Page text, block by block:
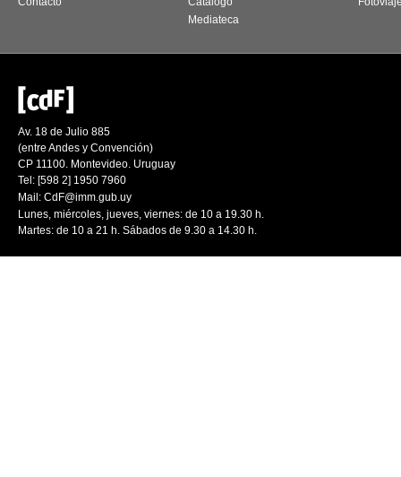
Mediateca
Av. 18 de Julio 885
(entre Andes y Convención)
CP 11100. Montevideo. Uruguay
Tel: [598 2] 1950 7960
Mail: CdF@imm.gub.uy
Lunes, miércoles, jueves, viernes: de 10 a 19.30 h.
Martes: de 10 a 21 h. Sábados de 9.30 a 14.30 h.